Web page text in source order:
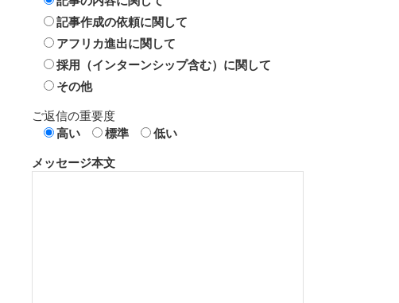
記事作成の依頼に関して
アフリカ進出に関して
採用（インターンシップ含む）に関して
その他
ご返信の重要度
高い
標準 低い
メッセージ本文